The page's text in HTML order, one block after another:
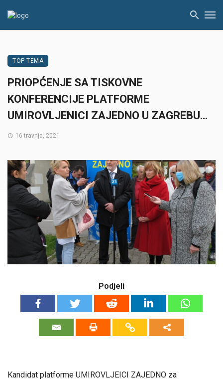
TOP TEMA
PRIOPĆENJE SA TISKOVNE
KONFERENCIJE PLATFORME
UMIROVLJENICI ZAJEDNO U ZAGREBU…
16 travnja, 2021
Podjeli
Kandidat platforme UMIROVLJEICI ZAJEDNO za